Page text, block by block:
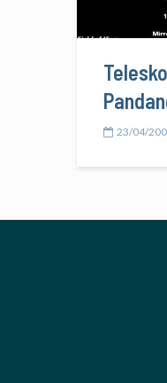
23/04/